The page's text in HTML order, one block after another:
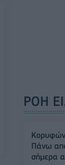
ΡΟΗ
Πάνω
σήμερα